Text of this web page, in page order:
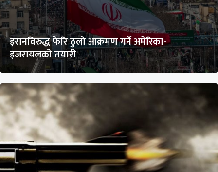
इरानविरुद्ध फेरि ठुलो आक्रमण गर्ने अमेरिका-
इजरायलको तयारी